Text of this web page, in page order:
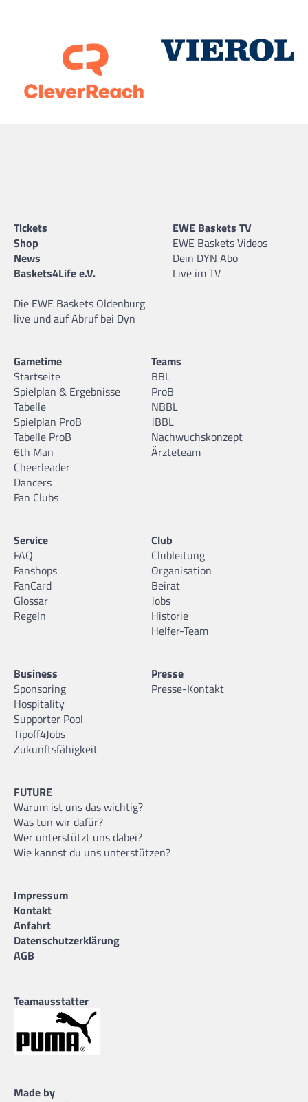
Tickets
Shop
News
Baskets4Life e.V.
Die EWE Baskets Oldenburg
live und auf Abruf bei Dyn
EWE Baskets TV
EWE Baskets Videos
Dein DYN Abo
Live im TV
Gametime
Startseite
Spielplan & Ergebnisse
Tabelle
Spielplan ProB
Tabelle ProB
6th Man
Cheerleader
Dancers
Fan Clubs
Teams
BBL
ProB
NBBL
JBBL
Nachwuchskonzept
Ärzteteam
Service
FAQ
Fanshops
FanCard
Glossar
Regeln
Club
Clubleitung
Organisation
Beirat
Jobs
Historie
Helfer-Team
Business
Sponsoring
Hospitality
Supporter Pool
Tipoff4Jobs
Zukunftsfähigkeit
Presse
Presse-Kontakt
FUTURE
Warum ist uns das wichtig?
Was tun wir dafür?
Wer unterstützt uns dabei?
Wie kannst du uns unterstützen?
Impressum
Kontakt
Anfahrt
Datenschutzerklärung
AGB
Teamausstatter
Made by